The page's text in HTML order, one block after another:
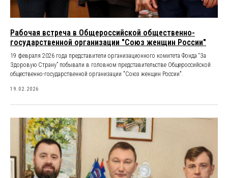
Рабочая встреча в Общероссийской общественно-
государственной организации "Союз женщин России"
19 февраля 2026 года представители организационного комитета Фонда “За
Здоровую Страну” побывали в головном представительстве Общероссийской
общественно-государственной организации "Союз женщин России".
19.02.2026